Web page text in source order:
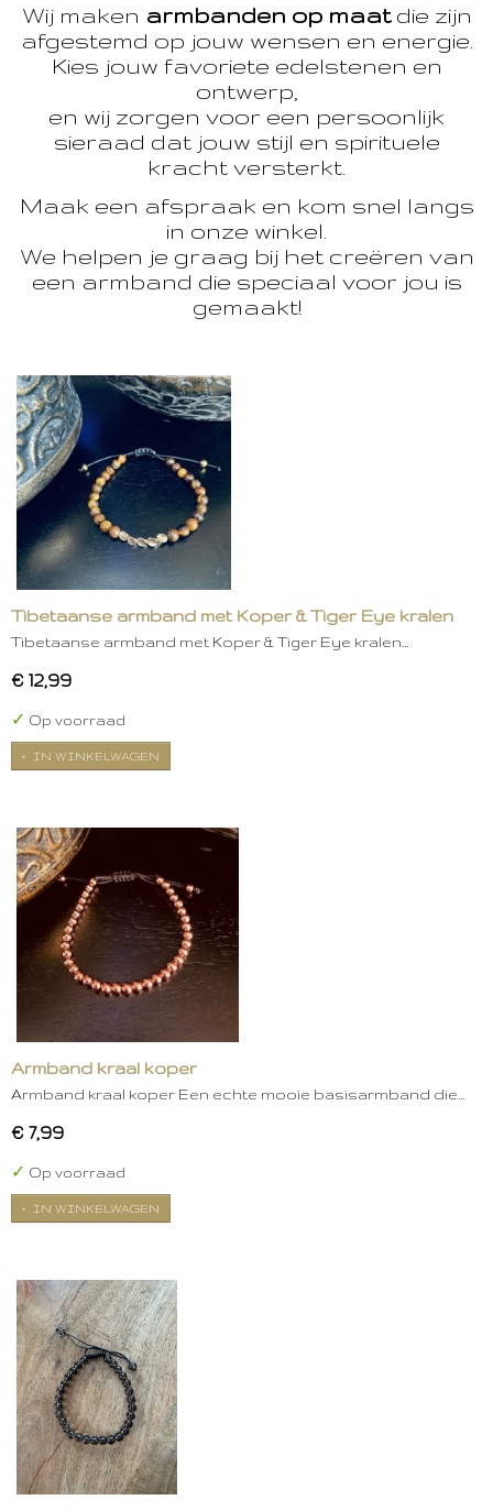
Wij maken armbanden op maatdie zijn
afgestemd op jouw wensen en energie.
Kies jouw favoriete edelstenen en
ontwerp,
en wij zorgen voor een persoonlijk
sieraad dat jouw stijl en spirituele
kracht versterkt.
Maak een afspraak en kom snel langs
in onze winkel.
We helpen je graag bij het creëren van
een armband die speciaal voor jou is
gemaakt!
Tibetaanse armband met Koper & Tiger Eye kralen
Tibetaanse armband met Koper & Tiger Eye kralen…
€ 12,99
✓ Op voorraad
IN WINKELWAGEN
Armband kraal koper
Armband kraal koper Een echte mooie basisarmband die…
€ 7,99
✓ Op voorraad
IN WINKELWAGEN